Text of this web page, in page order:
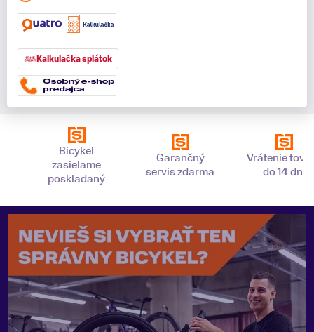
Kalkulačka splátok
Bicykel
zasielame
poskladaný
Garančný
servis zdarma
Vrátenie
do 14 dní